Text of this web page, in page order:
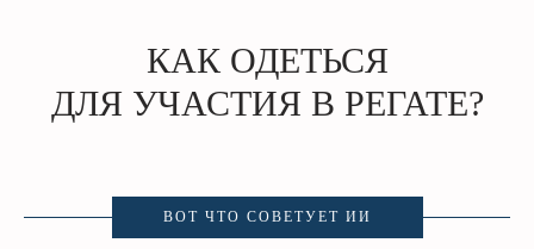
КАК ОДЕТЬСЯ
ДЛЯ УЧАСТИЯ В РЕГАТЕ?
ВОТ ЧТО СОВЕТУЕТ ИИ